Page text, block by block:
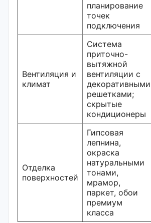
планирование
точек
подключения
Вентиляция и
климат
Система
приточно-
вытяжной
вентиляции с
декоративными
решетками;
скрытые
кондиционеры
Отделка
поверхностей
Гипсовая
лепнина,
окраска
натуральными
тонами,
мрамор,
паркет, обои
премиум
класса